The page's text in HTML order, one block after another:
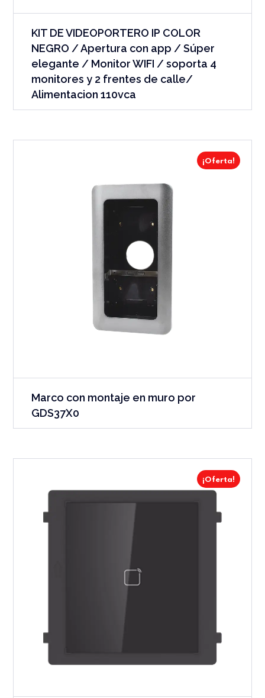
KIT DE VIDEOPORTERO IP COLOR
NEGRO / Apertura con app / Súper
elegante / Monitor WIFI / soporta 4
monitores y 2 frentes de calle/
Alimentacion 110vca
¡Oferta!
Marco con montaje en muro por
GDS37X0
¡Oferta!